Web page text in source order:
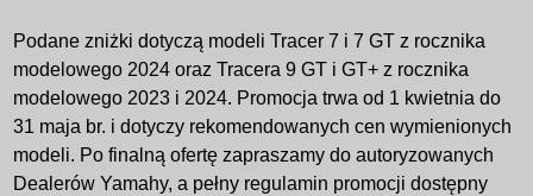
Podane zniżki dotyczą modeli Tracer 7 i 7 GT z rocznika
modelowego 2024 oraz Tracera 9 GT i GT+ z rocznika
modelowego 2023 i 2024. Promocja trwa od 1 kwietnia do
31 maja br. i dotyczy rekomendowanych cen wymienionych
modeli. Po finalną ofertę zapraszamy do autoryzowanych
Dealerów Yamahy, a pełny regulamin promocji dostępny